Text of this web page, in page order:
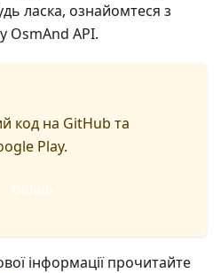
ласка, ознайомтеся з
OsmAnd API.
код на GitHub та
Play.
Github
інформації прочитайте